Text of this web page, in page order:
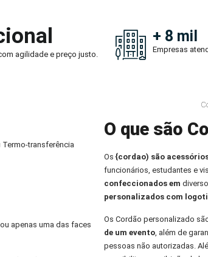
agilidade e preço justo.
+ 8 mil
Empresas
transferência
apenas uma das faces
O que são
Os {cordao) são
funcionários, estudantes e
confeccionados em
personalizados com
Os Cordão personalizado
de um evento, além de
pessoas não autorizadas.